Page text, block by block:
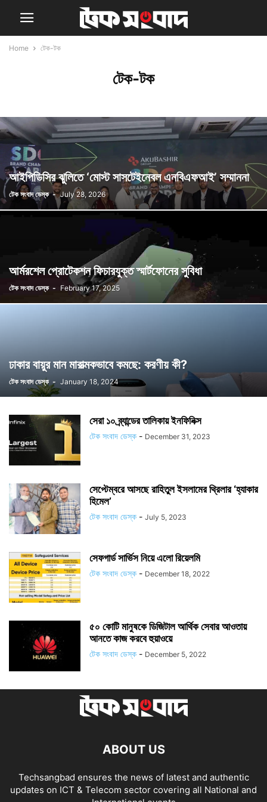
Home টেক-টক
টেক-টক
আইপিডিসির ঝুলিতে ‘মোস্ট সাসটেইনেবল এনবিএফআই’ সম্মাননা
টেক সংবাদ ডেস্ক - July 28, 2026
আর্মরশেল প্রোটেকশন ফিচারযুক্ত স্মার্টফোনের সুবিধা
টেক সংবাদ ডেস্ক - February 17, 2025
ঢাকার বায়ুর মান মারাত্মকভাবে কমছে: করণীয় কী?
টেক সংবাদ ডেস্ক - January 18, 2024
সেরা ১০ ব্র্যান্ডের তালিকায় ইনফিনিক্স
টেক সংবাদ ডেস্ক - December 31, 2023
সেপ্টেম্বরে আসছে রাহিতুল ইসলামের থ্রিলার ‘হ্যাকার
হিমেল’
টেক সংবাদ ডেস্ক - July 5, 2023
সেফগার্ড সার্ভিস নিয়ে এলো রিয়েলমি
টেক সংবাদ ডেস্ক - December 18, 2022
৫০ কোটি মানুষকে ডিজিটাল আর্থিক সেবার আওতায়
আনতে কাজ করবে হুয়াওয়ে
টেক সংবাদ ডেস্ক - December 5, 2022
ABOUT US
Techsangbad ensures the news of latest and authentic
updates on ICT & Telecom sector covering all National and